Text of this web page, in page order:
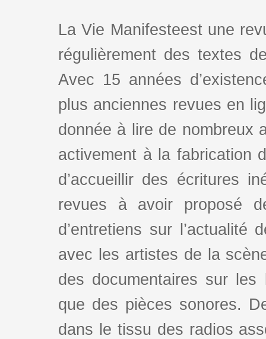
La Vie Manifesteest une
régulièrement des textes
Avec 15 années
plus anciennes revues en
donnée à lire de nombreux
activement à la fabrication
d’accueillir des écritures
revues à avoir proposé
d’entretiens sur l’actualité
avec les artistes de la
des documentaires sur
que des pièces sonores.
dans le tissu des radios